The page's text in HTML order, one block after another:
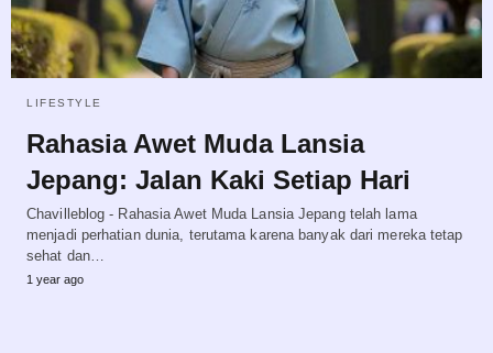
LIFESTYLE
Rahasia Awet Muda Lansia
Jepang: Jalan Kaki Setiap Hari
Chavilleblog - Rahasia Awet Muda Lansia Jepang telah lama
menjadi perhatian dunia, terutama karena banyak dari mereka tetap
sehat dan…
1 year ago